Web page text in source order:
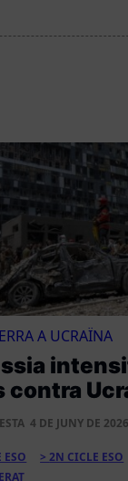
A UCRAÏNA
contra
4 DE JUNY DE
ESO
2N CICLE ESO